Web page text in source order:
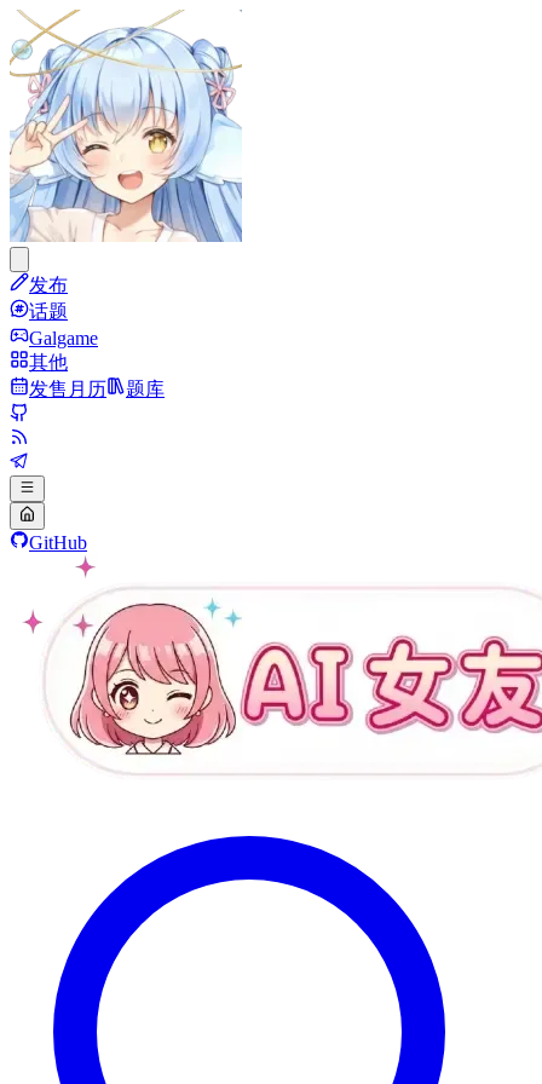
发布
话题
Galgame
其他
发售月历
题库
GitHub